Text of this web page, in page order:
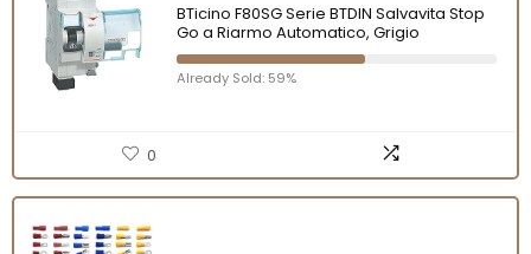
BTicino F80SG Serie BTDIN Salvavita Stop
Go a Riarmo Automatico, Grigio
Already Sold: 59%
0